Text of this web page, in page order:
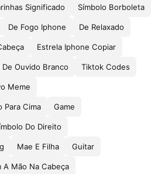
Significado Símbolo Borboleta
De Fogo Iphone De Relaxado
Estrela Iphone Copiar
De Ouvido Branco Tiktok Codes
Meme
Para Cima Game
Do Direito
Mae E Filha Guitar
A Mão Na Cabeça